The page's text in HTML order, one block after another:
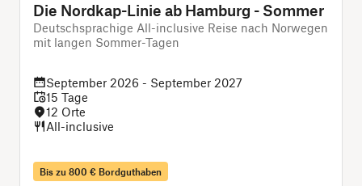
Die Nordkap-Linie ab Hamburg - Sommer
Deutschsprachige All-inclusive Reise nach Norwegen
mit langen Sommer-Tagen
September 2026 - September 2027
15 Tage
12 Orte
All-inclusive
Bis zu 800 € Bordguthaben